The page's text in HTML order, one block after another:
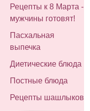
Рецепты к 8 Марта -
мужчины готовят!
Пасхальная
выпечка
Диетические блюда
Постные блюда
Рецепты шашлыков